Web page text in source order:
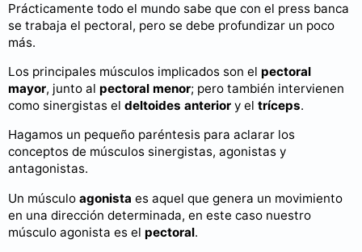
Prácticamente todo el mundo sabe que con el press banca
se trabaja el pectoral, pero se debe profundizar un poco
más.
Los principales músculos implicados son el pectoral
mayor, junto al pectoral menor; pero también intervienen
como sinergistas el deltoides anterior y el tríceps.
Hagamos un pequeño paréntesis para aclarar los
conceptos de músculos sinergistas, agonistas y
antagonistas.
Un músculo agonista es aquel que genera un movimiento
en una dirección determinada, en este caso nuestro
músculo agonista es el pectoral.